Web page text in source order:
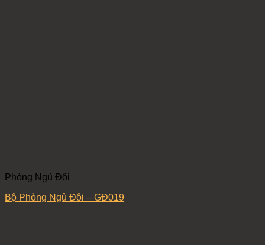
Phòng Ngủ Đôi
Bộ Phòng Ngủ Đôi – GĐ019